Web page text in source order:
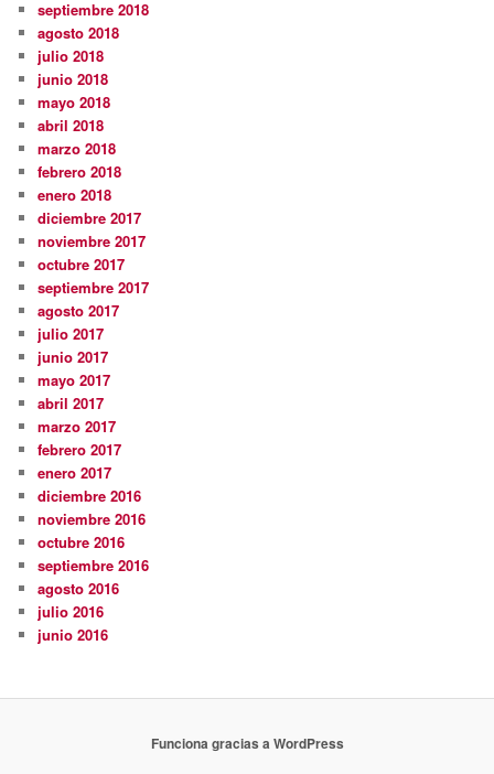
septiembre 2018
agosto 2018
julio 2018
junio 2018
mayo 2018
abril 2018
marzo 2018
febrero 2018
enero 2018
diciembre 2017
noviembre 2017
octubre 2017
septiembre 2017
agosto 2017
julio 2017
junio 2017
mayo 2017
abril 2017
marzo 2017
febrero 2017
enero 2017
diciembre 2016
noviembre 2016
octubre 2016
septiembre 2016
agosto 2016
julio 2016
junio 2016
Funciona gracias a WordPress